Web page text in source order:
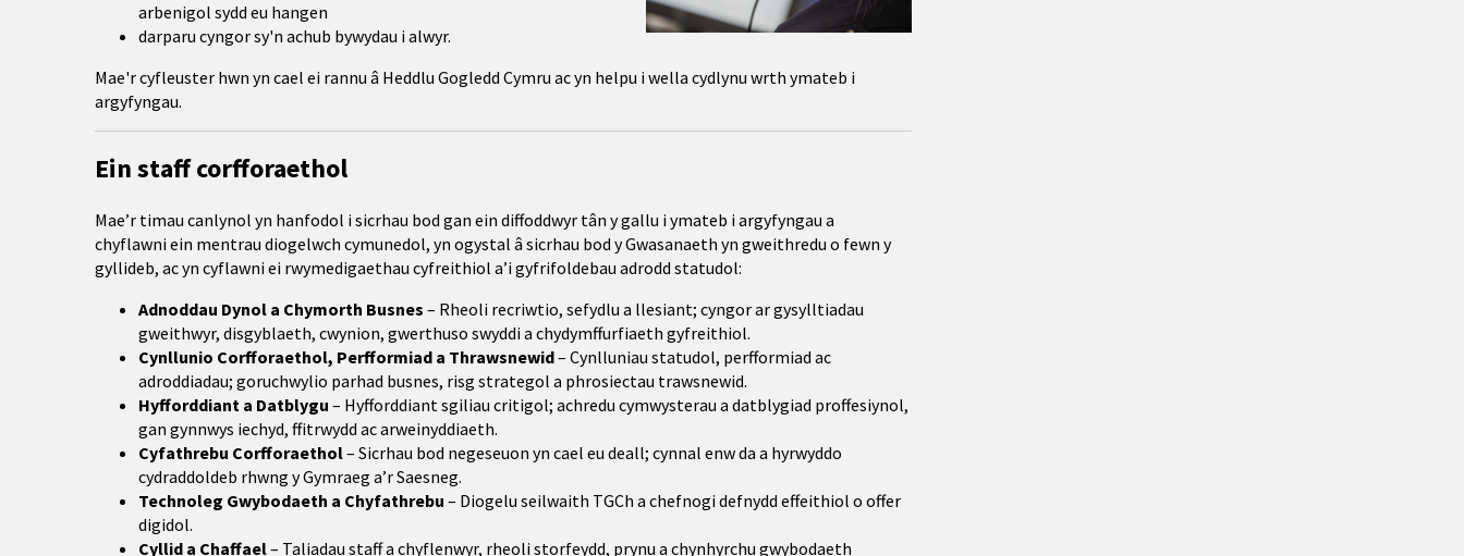
arbenigol sydd eu hangen
darparu cyngor sy'n achub bywydau i alwyr.
Mae'r cyfleuster hwn yn cael ei rannu â Heddlu Gogledd Cymru ac yn helpu i wella cydlynu wrth ymateb i
argyfyngau.
Ein staff corfforaethol
Mae’r timau canlynol yn hanfodol i sicrhau bod gan ein diffoddwyr tân y gallu i ymateb i argyfyngau a
chyflawni ein mentrau diogelwch cymunedol, yn ogystal â sicrhau bod y Gwasanaeth yn gweithredu o fewn y
gyllideb, ac yn cyflawni ei rwymedigaethau cyfreithiol a’i gyfrifoldebau adrodd statudol:
Adnoddau Dynol a Chymorth Busnes – Rheoli recriwtio, sefydlu a llesiant; cyngor ar gysylltiadau
gweithwyr, disgyblaeth, cwynion, gwerthuso swyddi a chydymffurfiaeth gyfreithiol.
Cynllunio Corfforaethol, Perfformiad a Thrawsnewid– Cynlluniau statudol, perfformiad ac
adroddiadau; goruchwylio parhad busnes, risg strategol a phrosiectau trawsnewid.
Hyfforddiant a Datblygu – Hyfforddiant sgiliau critigol; achredu cymwysterau a datblygiad proffesiynol,
gan gynnwys iechyd, ffitrwydd ac arweinyddiaeth.
Cyfathrebu Corfforaethol– Sicrhau bod negeseuon yn cael eu deall; cynnal enw da a hyrwyddo
cydraddoldeb rhwng y Gymraeg a’r Saesneg.
Technoleg Gwybodaeth a Chyfathrebu – Diogelu seilwaith TGCh a chefnogi defnydd effeithiol o offer
digidol.
Cyllid a Chaffael– Taliadau staff a chyflenwyr, rheoli storfeydd, prynu a chynhyrchu gwybodaeth